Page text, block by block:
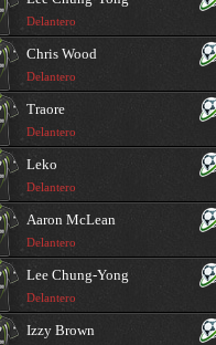
Delantero
Chris Wood
Delantero
Traore
Delantero
Leko
Delantero
Aaron McLean
Delantero
Lee Chung-Yong
Delantero
Izzy Brown